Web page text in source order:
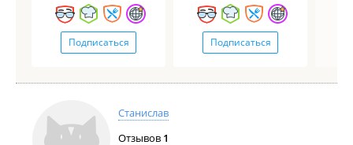
Подписаться Подписаться
Станислав
Отзывов 1